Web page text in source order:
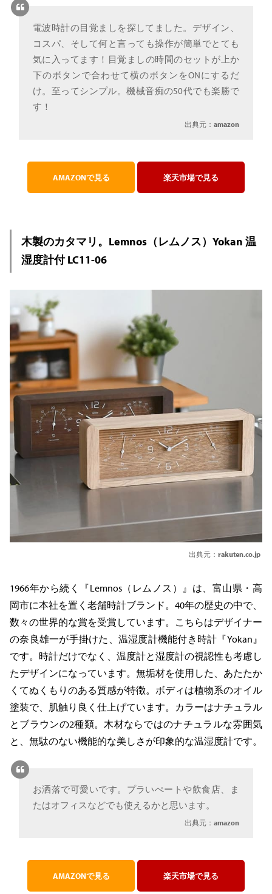
電波時計の目覚ましを探してました。デザイン、
コスパ、そして何と言っても操作が簡単でとても
気に入ってます！目覚ましの時間のセットが上か
下のボタンで合わせて横のボタンをONにするだ
け。至ってシンプル。機械音痴の50代でも楽勝で
す！
出典元：amazon
AMAZONで見る 楽天市場で見る
木製のカタマリ。Lemnos（レムノス）Yokan 温
湿度計付 LC11-06
出典元： rakuten.co.jp
1966年から続く『Lemnos（レムノス）』は、富山県・高
岡市に本社を置く老舗時計ブランド。40年の歴史の中で、
数々の世界的な賞を受賞しています。こちらはデザイナー
の奈良雄一が手掛けた、温湿度計機能付き時計『Yokan』
です。時計だけでなく、温度計と湿度計の視認性も考慮し
たデザインになっています。無垢材を使用した、あたたか
くてぬくもりのある質感が特徴。ボディは植物系のオイル
塗装で、肌触り良く仕上げています。カラーはナチュラル
とブラウンの2種類。木材ならではのナチュラルな雰囲気
と、無駄のない機能的な美しさが印象的な温湿度計です。
お洒落で可愛いです。プラいぺートや飲食店、ま
たはオフィスなどでも使えるかと思います。
出典元：amazon
AMAZONで見る 楽天市場で見る